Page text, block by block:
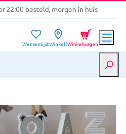
22:00 besteld, morgen in huis
geld terug garantie
vanaf €39,-
22:00 besteld, morgen in huis
WensenlijstWinkelsWinkelwagen
0